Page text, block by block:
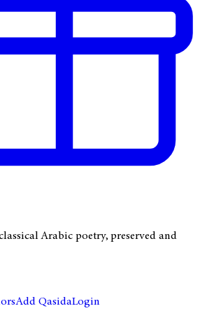
Arabic poetry, preserved and
Add QasidaLogin